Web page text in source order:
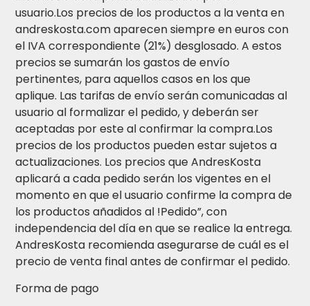
usuario.Los precios de los productos a la venta en
andreskosta.com aparecen siempre en euros con
el IVA correspondiente (21%) desglosado. A estos
precios se sumarán los gastos de envío
pertinentes, para aquellos casos en los que
aplique. Las tarifas de envío serán comunicadas al
usuario al formalizar el pedido, y deberán ser
aceptadas por este al confirmar la compra.Los
precios de los productos pueden estar sujetos a
actualizaciones. Los precios que AndresKosta
aplicará a cada pedido serán los vigentes en el
momento en que el usuario confirme la compra de
los productos añadidos al !Pedido”, con
independencia del día en que se realice la entrega.
AndresKosta recomienda asegurarse de cuál es el
precio de venta final antes de confirmar el pedido.
Forma de pago